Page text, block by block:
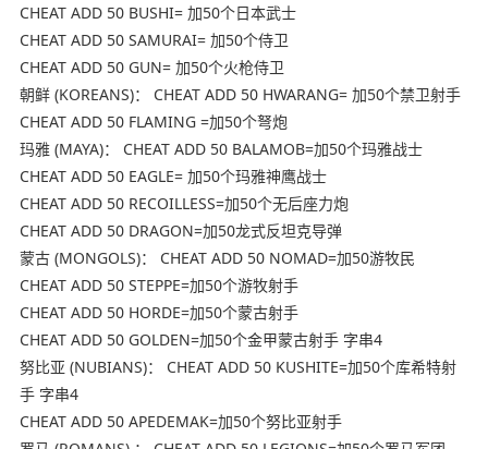
CHEAT ADD 50 BUSHI= 加50个日本武士
CHEAT ADD 50 SAMURAI= 加50个侍卫
CHEAT ADD 50 GUN= 加50个火枪侍卫
朝鲜 (KOREANS)： CHEAT ADD 50 HWARANG= 加50个禁卫射手
CHEAT ADD 50 FLAMING =加50个弩炮
玛雅 (MAYA)： CHEAT ADD 50 BALAMOB=加50个玛雅战士
CHEAT ADD 50 EAGLE= 加50个玛雅神鹰战士
CHEAT ADD 50 RECOILLESS=加50个无后座力炮
CHEAT ADD 50 DRAGON=加50龙式反坦克导弹
蒙古 (MONGOLS)： CHEAT ADD 50 NOMAD=加50游牧民
CHEAT ADD 50 STEPPE=加50个游牧射手
CHEAT ADD 50 HORDE=加50个蒙古射手
CHEAT ADD 50 GOLDEN=加50个金甲蒙古射手 字串4
努比亚 (NUBIANS)： CHEAT ADD 50 KUSHITE=加50个库希特射
手 字串4
CHEAT ADD 50 APEDEMAK=加50个努比亚射手